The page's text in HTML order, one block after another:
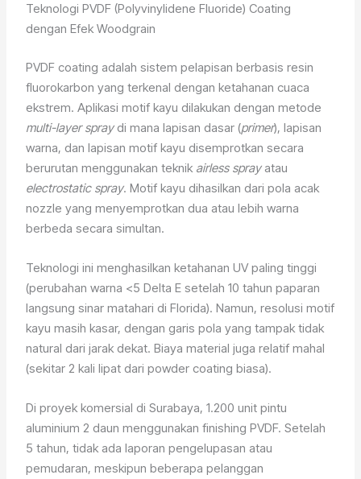
Teknologi PVDF (Polyvinylidene Fluoride) Coating
dengan Efek Woodgrain
PVDF coating adalah sistem pelapisan berbasis resin
fluorokarbon yang terkenal dengan ketahanan cuaca
ekstrem. Aplikasi motif kayu dilakukan dengan metode
multi-layer spraydi mana lapisan dasar (primer), lapisan
warna, dan lapisan motif kayu disemprotkan secara
berurutan menggunakan teknik airless sprayatau
electrostatic spray. Motif kayu dihasilkan dari pola acak
nozzle yang menyemprotkan dua atau lebih warna
berbeda secara simultan.
Teknologi ini menghasilkan ketahanan UV paling tinggi
(perubahan warna <5 Delta E setelah 10 tahun paparan
langsung sinar matahari di Florida). Namun, resolusi motif
kayu masih kasar, dengan garis pola yang tampak tidak
natural dari jarak dekat. Biaya material juga relatif mahal
(sekitar 2 kali lipat dari powder coating biasa).
Di proyek komersial di Surabaya, 1.200 unit pintu
aluminium 2 daun menggunakan finishing PVDF. Setelah
5 tahun, tidak ada laporan pengelupasan atau
pemudaran, meskipun beberapa pelanggan